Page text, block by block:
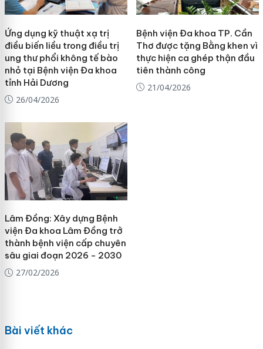
Ứng dụng kỹ thuật xạ trị
điều biến liều trong điều trị
ung thư phổi không tế bào
nhỏ tại Bệnh viện Đa khoa
tỉnh Hải Dương
26/04/2026
Bệnh viện Đa khoa TP. Cần
Thơ được tặng Bằng khen vì
thực hiện ca ghép thận đầu
tiên thành công
21/04/2026
Lâm Đồng: Xây dựng Bệnh
viện Đa khoa Lâm Đồng trở
thành bệnh viện cấp chuyên
sâu giai đoạn 2026 - 2030
27/02/2026
Bài viết khác